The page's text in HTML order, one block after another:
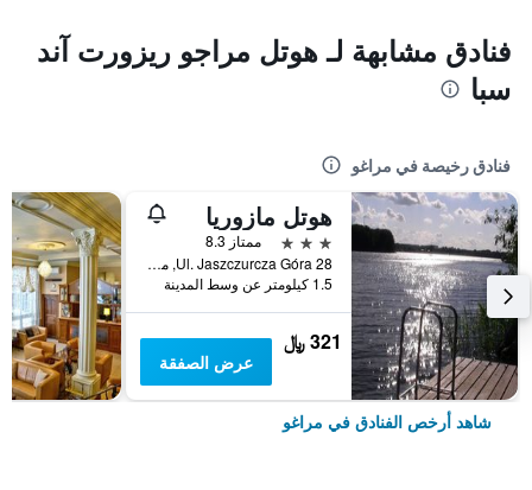
فنادق مشابهة لـ هوتل مراجو ريزورت آند
سبا
فنادق رخيصة في مراغو
هوتل مازوريا
3 نجوم
ممتاز 8.3
Ul. Jaszczurcza Góra 28, مراغو, محافظة فارمينسكو-مازورسكي, بولندا
1.5 كيلومتر عن وسط المدينة
321 ﷼
عرض الصفقة
شاهد أرخص الفنادق في مراغو